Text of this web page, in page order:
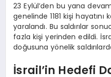
23 Eylül’den bu yana
genelinde 1181 kişi hayatını
yaralandı. Bu saldırılar
fazla kişi yerinden edildi.
doğusuna yönelik
İsrail’in Hedefi